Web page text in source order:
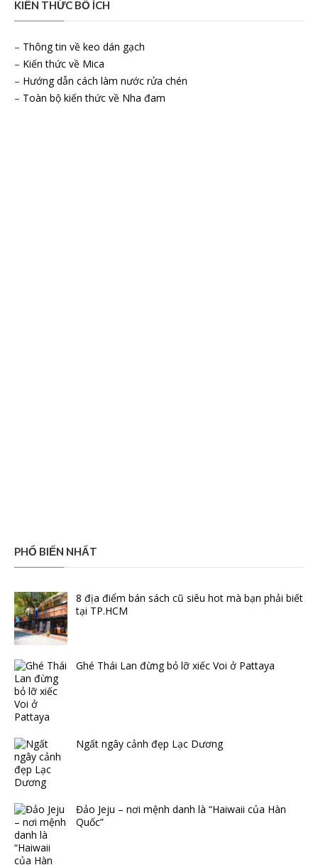
KIẾN THỨC BỔ ÍCH
– Thông tin về keo dán gạch
– Kiến thức về Mica
– Hướng dẫn cách làm nước rửa chén
– Toàn bộ kiến thức về Nha đam
PHỔ BIẾN NHẤT
8 địa điểm bán sách cũ siêu hot mà bạn phải biết
tại TP.HCM
Ghé Thái Lan đừng bỏ lỡ xiếc Voi ở Pattaya
Ngất ngây cảnh đẹp Lạc Dương
Đảo Jeju – nơi mệnh danh là “Haiwaii của Hàn
Quốc”